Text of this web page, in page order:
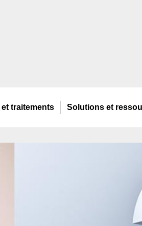
et traitements Solutions et